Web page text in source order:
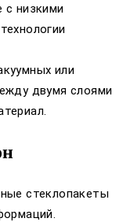
с низкими
или
двумя слоями
стеклопакеты